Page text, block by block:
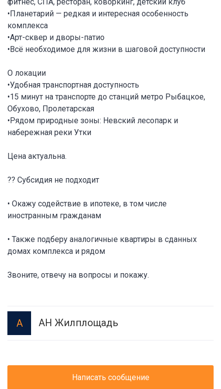
•Планетарий — редкая и интересная особенность
комплекса
•Арт-сквер и дворы-патио
•Всё необходимое для жизни в шаговой доступности
О локации
•Удобная транспортная доступность
•15 минут на транспорте до станций метро Рыбацкое,
Обухово, Пролетарская
•Рядом природные зоны: Невский лесопарк и
набережная реки Утки
Цена актуальна.
?? Субсидия не подходит
• Окажу содействие в ипотеке, в том числе
иностранным гражданам
• Также подберу аналогичные квартиры в сданных
домах комплекса и рядом
Звоните, отвечу на вопросы и покажу.
А АН Жилплощадь
Написать сообщение